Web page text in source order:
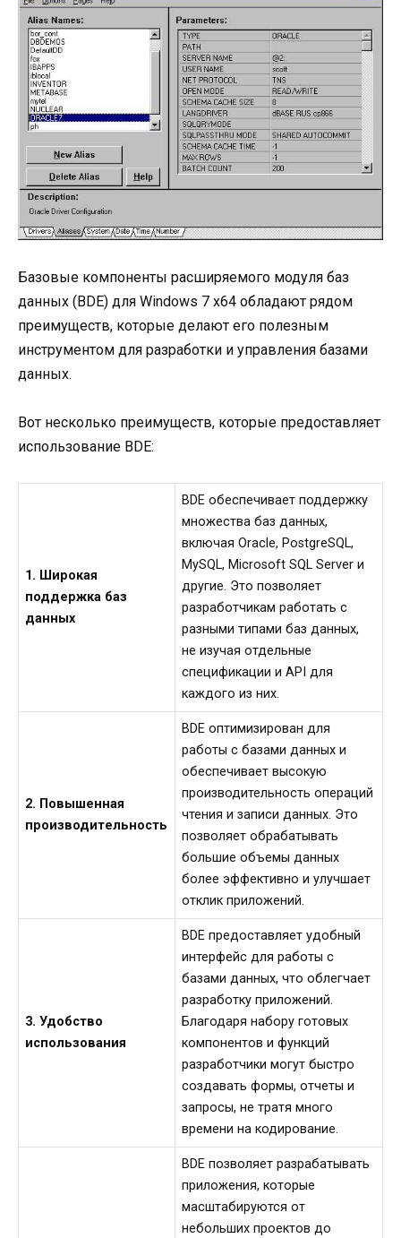
Базовые компоненты расширяемого модуля баз
данных (BDE) для Windows 7 x64 обладают рядом
преимуществ, которые делают его полезным
инструментом для разработки и управления базами
данных.
Вот несколько преимуществ, которые предоставляет
использование BDE:
1. Широкая
поддержка баз
данных
BDE обеспечивает поддержку
множества баз данных,
включая Oracle, PostgreSQL,
MySQL, Microsoft SQL Server и
другие. Это позволяет
разработчикам работать с
разными типами баз данных,
не изучая отдельные
спецификации и API для
каждого из них.
2. Повышенная
производительность
BDE оптимизирован для
работы с базами данных и
обеспечивает высокую
производительность операций
чтения и записи данных. Это
позволяет обрабатывать
большие объемы данных
более эффективно и улучшает
отклик приложений.
3. Удобство
использования
BDE предоставляет удобный
интерфейс для работы с
базами данных, что облегчает
разработку приложений.
Благодаря набору готовых
компонентов и функций
разработчики могут быстро
создавать формы, отчеты и
запросы, не тратя много
времени на кодирование.
BDE позволяет разрабатывать
приложения, которые
масштабируются от
небольших проектов до